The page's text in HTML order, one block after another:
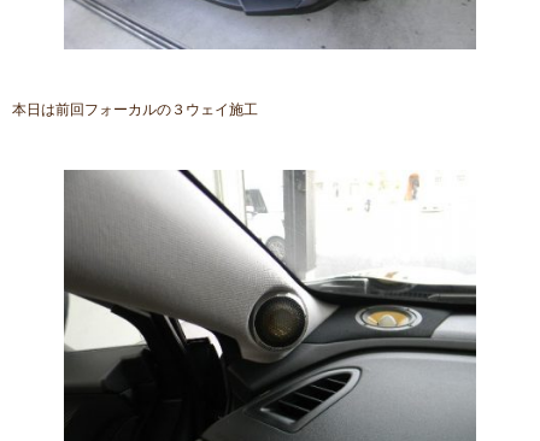
本日は前回フォーカルの３ウェイ施工